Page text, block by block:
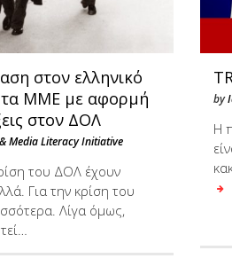
στον ελληνικό
τα ΜΜΕ με αφορμή
στον ΔΟΛ
Media Literacy Initiative
του ΔΟΛ έχουν
Για την κρίση του
Λίγα όμως,
by
Η